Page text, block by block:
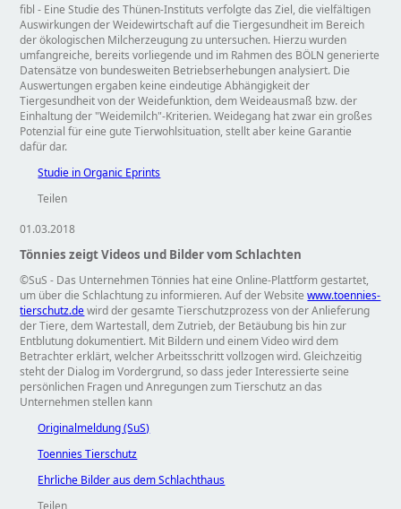
fibl - Eine Studie des Thünen-Instituts verfolgte das Ziel, die vielfältigen
Auswirkungen der Weidewirtschaft auf die Tiergesundheit im Bereich
der ökologischen Milcherzeugung zu untersuchen. Hierzu wurden
umfangreiche, bereits vorliegende und im Rahmen des BÖLN generierte
Datensätze von bundesweiten Betriebserhebungen analysiert. Die
Auswertungen ergaben keine eindeutige Abhängigkeit der
Tiergesundheit von der Weidefunktion, dem Weideausmaß bzw. der
Einhaltung der Weidemilch -Kriterien. Weidegang hat zwar ein großes
Potenzial für eine gute Tierwohlsituation, stellt aber keine Garantie
dafür dar.
Studie in Organic Eprints
Teilen
01.03.2018
Tönnies zeigt Videos und Bilder vom Schlachten
©SuS - Das Unternehmen Tönnies hat eine Online-Plattform gestartet,
um über die Schlachtung zu informieren. Auf der Websitewww.toennies-
tierschutz.dewird der gesamte Tierschutzprozess von der Anlieferung
der Tiere, dem Wartestall, dem Zutrieb, der Betäubung bis hin zur
Entblutung dokumentiert. Mit Bildern und einem Video wird dem
Betrachter erklärt, welcher Arbeitsschritt vollzogen wird. Gleichzeitig
steht der Dialog im Vordergrund, so dass jeder Interessierte seine
persönlichen Fragen und Anregungen zum Tierschutz an das
Unternehmen stellen kann
Originalmeldung (SuS)
Toennies Tierschutz
Ehrliche Bilder aus dem Schlachthaus
Teilen